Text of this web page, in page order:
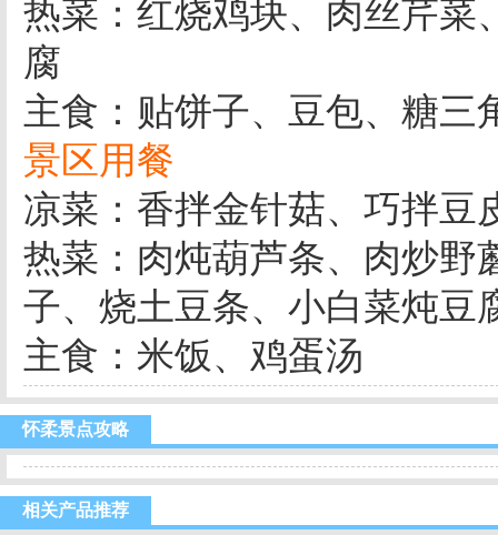
热菜：红烧鸡块、肉丝芹菜
腐
主食：贴饼子、豆包、糖三
景区用餐
凉菜：香拌金针菇、巧拌豆
热菜：肉炖葫芦条、肉炒野
子、烧土豆条、小白菜炖豆
主食：米饭、鸡蛋汤
怀柔景点攻略
相关产品推荐